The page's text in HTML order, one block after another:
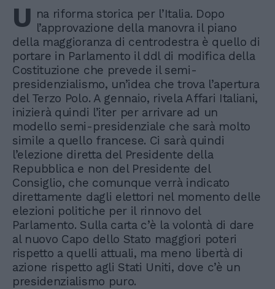
U na riforma storica per l’Italia. Dopo
l’approvazione della manovra il piano
della maggioranza di centrodestra è quello di
portare in Parlamento il ddl di modifica della
Costituzione che prevede il semi-
presidenzialismo, un’idea che trova l’apertura
del Terzo Polo. A gennaio, rivela Affari Italiani,
inizierà quindi l’iter per arrivare ad un
modello semi-presidenziale che sarà molto
simile a quello francese. Ci sarà quindi
l’elezione diretta del Presidente della
Repubblica e non del Presidente del
Consiglio, che comunque verrà indicato
direttamente dagli elettori nel momento delle
elezioni politiche per il rinnovo del
Parlamento. Sulla carta c’è la volontà di dare
al nuovo Capo dello Stato maggiori poteri
rispetto a quelli attuali, ma meno libertà di
azione rispetto agli Stati Uniti, dove c’è un
presidenzialismo puro.